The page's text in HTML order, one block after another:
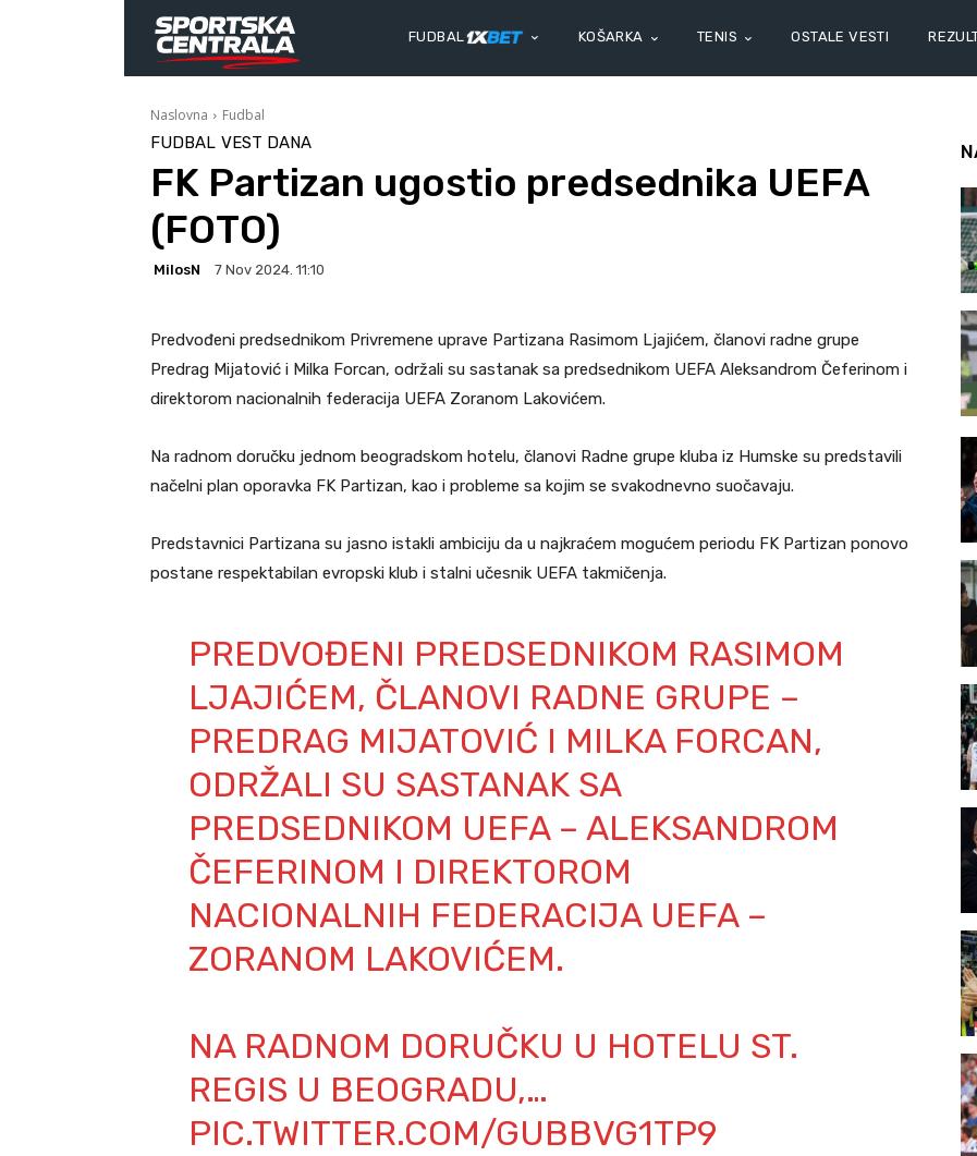
FUDBAL KOŠARKA TENIS OSTALE VESTI
Naslovna Fudbal
FUDBAL VEST DANA
FK Partizan ugostio predsednika UEFA
(FOTO)
MilosN 7 Nov 2024. 11:10
Predvođeni predsednikom Privremene uprave Partizana Rasimom Ljajićem, članovi radne grupe
Predrag Mijatović i Milka Forcan, održali su sastanak sa predsednikom UEFA Aleksandrom Čeferinom i
direktorom nacionalnih federacija UEFA Zoranom Lakovićem.
Na radnom doručku jednom beogradskom hotelu, članovi Radne grupe kluba iz Humske su predstavili
načelni plan oporavka FK Partizan, kao i probleme sa kojim se svakodnevno suočavaju.
Predstavnici Partizana su jasno istakli ambiciju da u najkraćem mogućem periodu FK Partizan ponovo
postane respektabilan evropski klub i stalni učesnik UEFA takmičenja.
PREDVOĐENI PREDSEDNIKOM RASIMOM
LJAJIĆEM, ČLANOVI RADNE GRUPE –
PREDRAG MIJATOVIĆ I MILKA FORCAN,
ODRŽALI SU SASTANAK SA
PREDSEDNIKOM UEFA – ALEKSANDROM
ČEFERINOM I DIREKTOROM
NACIONALNIH FEDERACIJA UEFA –
ZORANOM LAKOVIĆEM.
NA RADNOM DORUČKU U HOTELU ST.
REGIS U BEOGRADU,…
PIC.TWITTER.COM/GUBBVG1TP9